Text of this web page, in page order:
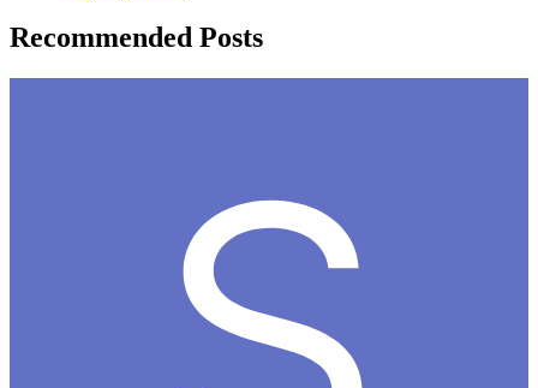
Recommended Posts